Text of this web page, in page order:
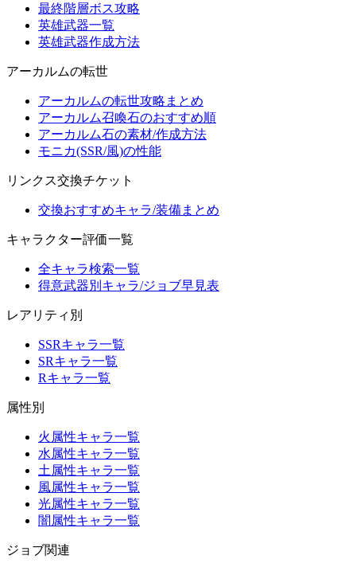
最終階層ボス攻略
英雄武器一覧
英雄武器作成方法
アーカルムの転世
アーカルムの転世攻略まとめ
アーカルム召喚石のおすすめ順
アーカルム石の素材/作成方法
モニカ(SSR/風)の性能
リンクス交換チケット
交換おすすめキャラ/装備まとめ
キャラクター評価一覧
全キャラ検索一覧
得意武器別キャラ/ジョブ早見表
レアリティ別
SSRキャラ一覧
SRキャラ一覧
Rキャラ一覧
属性別
火属性キャラ一覧
水属性キャラ一覧
土属性キャラ一覧
風属性キャラ一覧
光属性キャラ一覧
闇属性キャラ一覧
ジョブ関連